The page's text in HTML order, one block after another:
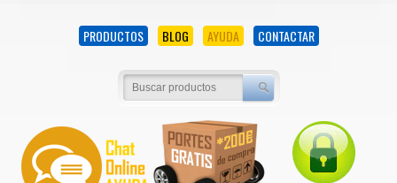
PRODUCTOS BLOG AYUDA CONTACTAR